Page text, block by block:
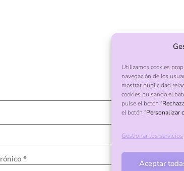
Utilizamos cookies
navegación de los
mostrar publicidad
cookies pulsando el
pulse el botón “
el botón “Personalizar
Gestionar los servicios
Aceptar
*